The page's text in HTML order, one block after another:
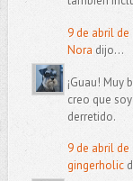
9 de abril de
Nora dijo...
¡Guau! Muy
creo que
derretido.
9 de abril de
gingerholic